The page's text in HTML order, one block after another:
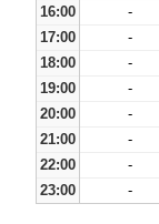
16:00
-
17:00
-
18:00
-
19:00
-
20:00
-
21:00
-
22:00
-
23:00
-